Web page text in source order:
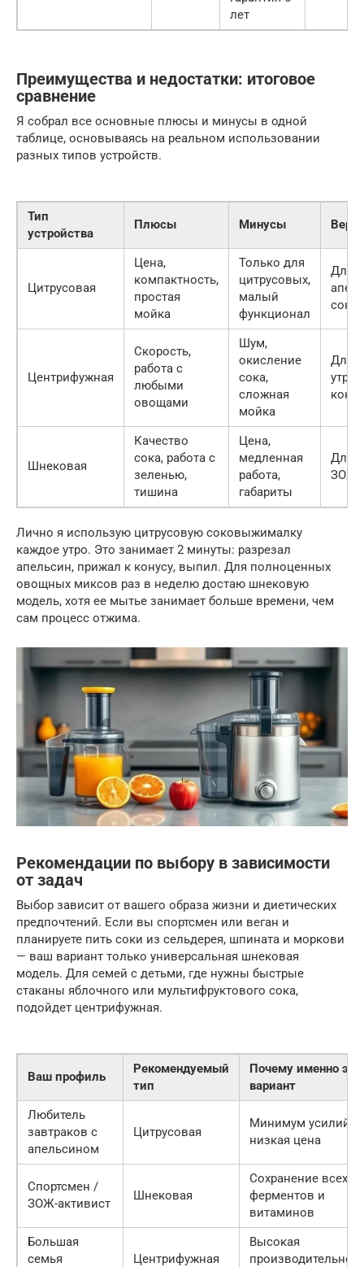
лет
Преимущества и недостатки: итоговое
сравнение
Я собрал все основные плюсы и минусы в одной
таблице, основываясь на реальном использовании
разных типов устройств.
Тип
устройства
Плюсы Минусы
Цитрусовая
Цена,
компактность,
простая
мойка
Только для
цитрусовых,
малый
функционал
Для
сока
Центрифужная
Скорость,
работа с
любыми
овощами
Шум,
окисление
сока,
сложная
мойка
Для
Шнековая
Качество
сока, работа с
зеленью,
тишина
Цена,
медленная
работа,
габариты
Для
ЗОЖ
Лично я использую цитрусовую соковыжималку
каждое утро. Это занимает 2 минуты: разрезал
апельсин, прижал к конусу, выпил. Для полноценных
овощных миксов раз в неделю достаю шнековую
модель, хотя ее мытье занимает больше времени, чем
сам процесс отжима.
Рекомендации по выбору в зависимости
от задач
Выбор зависит от вашего образа жизни и диетических
предпочтений. Если вы спортсмен или веган и
планируете пить соки из сельдерея, шпината и моркови
— ваш вариант только универсальная шнековая
модель. Для семей с детьми, где нужны быстрые
стаканы яблочного или мультифруктового сока,
подойдет центрифужная.
Ваш профиль
Рекомендуемый
тип
Почему именно
вариант
Любитель
завтраков с
апельсином
Цитрусовая
Минимум усилий,
низкая цена
Спортсмен /
ЗОЖ-активист
Шнековая
Сохранение всех
ферментов и
витаминов
Большая
семья
Центрифужная
Высокая